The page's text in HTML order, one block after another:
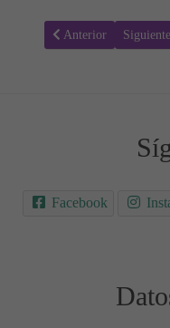
Artículo anterior: La
Anterior Artículo
Siguiente
Facebook